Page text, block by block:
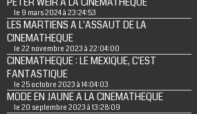
le 9 mars 2024 à 23:24:53
LES MARTIENS A L'ASSAUT DE LA
CINEMATHEQUE
le 22 novembre 2023 à 22:04:00
CINEMATHEQUE : LE MEXIQUE, C'EST
FANTASTIQUE
le 25 octobre 2023 à 14:04:03
MODE EN JAUNE A LA CINEMATHEQUE
le 20 septembre 2023 à 13:28:09